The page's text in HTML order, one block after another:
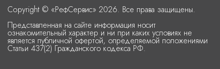
Copyright © «РефСервис» 2026. Все права защищены.
Представленная на сайте информация носит
ознакомительный характер и ни при каких условиях не
является публичной офертой, определяемой положениями
Статьи 437(2) Гражданского кодекса РФ.